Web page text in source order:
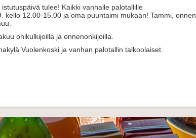
tulee! Kaikki vanhalle palotallille
kello 12.00-15.00 ja oma puuntaimi mukaan! Tammi, onnen
ohikulkijoilla ja onnenonkijoilla.
Vuolenkoski ja vanhan palotallin talkoolaiset.